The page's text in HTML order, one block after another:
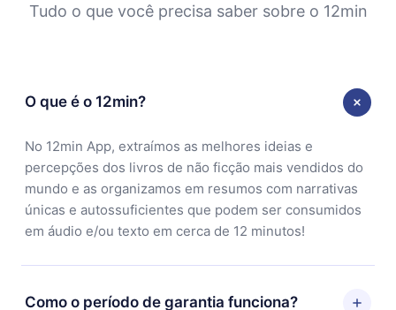
Tudo o que você precisa saber sobre o 12min
O que é o 12min?
No 12min App, extraímos as melhores ideias e
percepções dos livros de não ficção mais vendidos do
mundo e as organizamos em resumos com narrativas
únicas e autossuficientes que podem ser consumidos
em áudio e/ou texto em cerca de 12 minutos!
Como o período de garantia funciona?